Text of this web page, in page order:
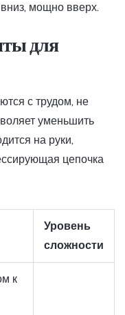
мощно вверх.
для
с трудом, не
уменьшить
на руки,
цепочка
Уровень
сложности
к